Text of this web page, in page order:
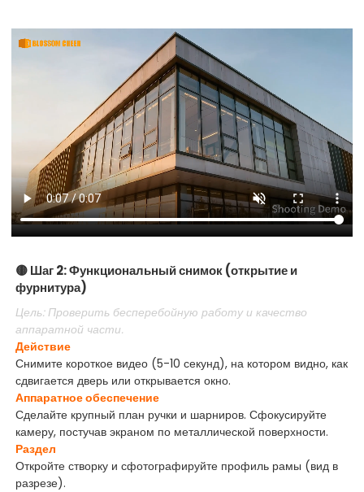
🟡 Шаг 2: Функциональный снимок (открытие и
фурнитура)
Цель: Проверить бесперебойную работу и качество
аппаратной части.
Действие
Снимите короткое видео (5-10 секунд), на котором видно, как
сдвигается дверь или открывается окно.
Аппаратное обеспечение
Сделайте крупный план ручки и шарниров. Сфокусируйте
камеру, постучав экраном по металлической поверхности.
Раздел
Откройте створку и сфотографируйте профиль рамы (вид в
разрезе).